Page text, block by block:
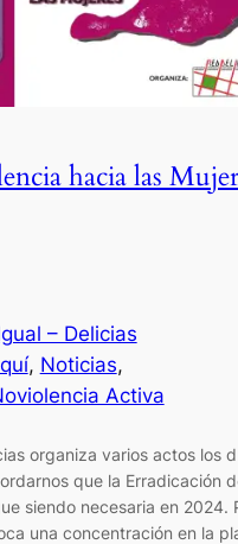
hacia las
– Delicias
, Noticias
Activa
organiza varios actos los
que la Erradicación
siendo necesaria en 2024.
una concentración en la